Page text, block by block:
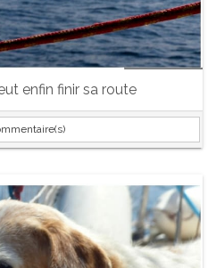
enfin finir sa route